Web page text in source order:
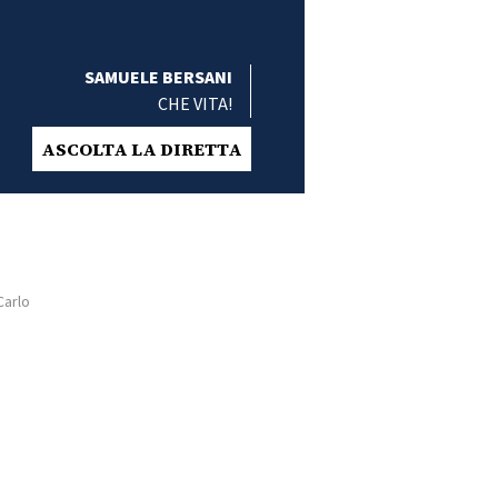
SAMUELE BERSANI
CHE VITA!
ASCOLTA LA DIRETTA